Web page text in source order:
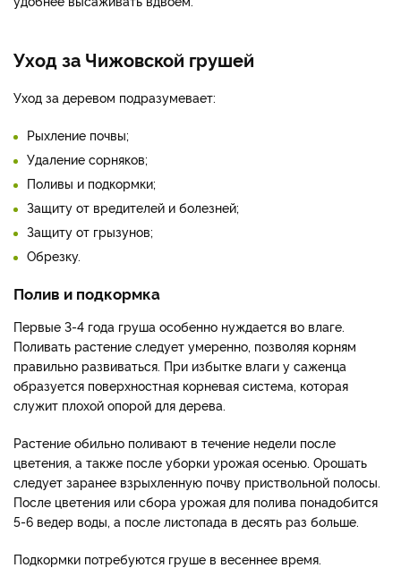
Уход за Чижовской грушей
Уход за деревом подразумевает:
Рыхление почвы;
Удаление сорняков;
Поливы и подкормки;
Защиту от вредителей и болезней;
Защиту от грызунов;
Обрезку.
Полив и подкормка
Первые 3-4 года груша особенно нуждается во влаге.
Поливать растение следует умеренно, позволяя корням
правильно развиваться. При избытке влаги у саженца
образуется поверхностная корневая система, которая
служит плохой опорой для дерева.
Растение обильно поливают в течение недели после
цветения, а также после уборки урожая осенью. Орошать
следует заранее взрыхленную почву приствольной полосы.
После цветения или сбора урожая для полива понадобится
5-6 ведер воды, а после листопада в десять раз больше.
Подкормки потребуются груше в весеннее время.